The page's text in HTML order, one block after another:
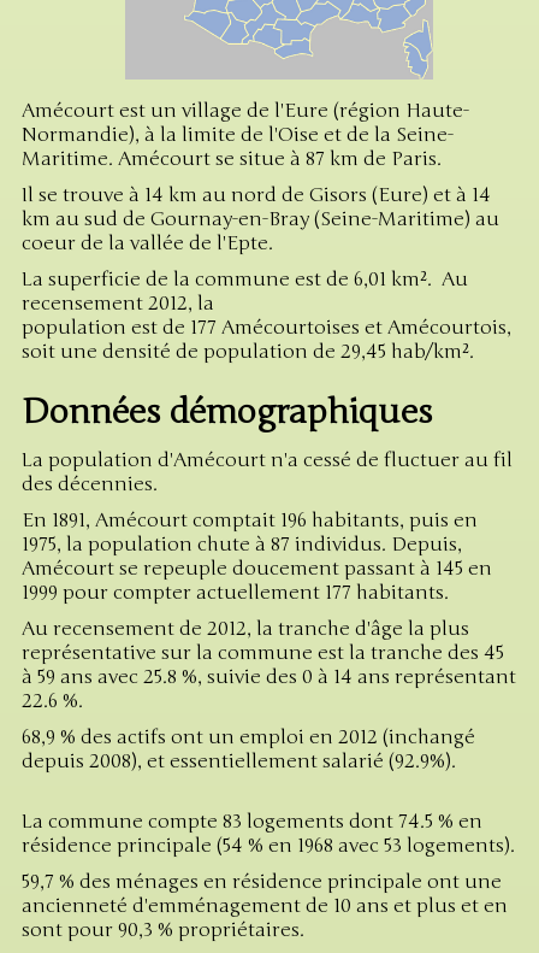
Amécourt est un village de l'Eure (région Haute-
Normandie), à la limite de l'Oise et de la Seine-
Maritime. Amécourt se situe à 87 km de Paris.
Il se trouve à 14 km au nord de Gisors (Eure) et à 14
km au sud de Gournay-en-Bray (Seine-Maritime) au
coeur de la vallée de l'Epte.
La superficie de la commune est de 6,01 km². Au
recensement 2012, la
population est de 177 Amécourtoises et Amécourtois,
soit une densité de population de 29,45 hab/km².
Données démographiques
La population d'Amécourt n'a cessé de fluctuer au fil
des décennies.
En 1891, Amécourt comptait 196 habitants, puis en
1975, la population chute à 87 individus. Depuis,
Amécourt se repeuple doucement passant à 145 en
1999 pour compter actuellement 177 habitants.
Au recensement de 2012, la tranche d'âge la plus
représentative sur la commune est la tranche des 45
à 59 ans avec 25.8 %, suivie des 0 à 14 ans représentant
22.6 %.
68,9 % des actifs ont un emploi en 2012 (inchangé
depuis 2008), et essentiellement salarié (92.9%).
La commune compte 83 logements dont 74.5 % en
résidence principale (54 % en 1968 avec 53 logements).
59,7 % des ménages en résidence principale ont une
ancienneté d'emménagement de 10 ans et plus et en
sont pour 90,3 % propriétaires.